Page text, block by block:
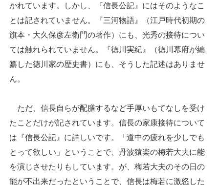
かれています。しかし、『信長公記』にはそのようなこ
とは記されていません。『三河物語』（江戸時代初期の
旗本・大久保彦左衛門の著作）にも、光秀の接待につい
ては触れられていません。『徳川実紀』（徳川幕府が編
纂した徳川家の歴史書）にも、そうした記述はありませ
ん。
ただ、信長自らが配膳するなど手厚いもてなしを受け
たことだけが記されています。信長の家康接待について
は『信長公記』に詳しいです。「道中の疲れを少しでも
とって欲しい」ということで、丹波猿楽の梅若大夫に能
を演じさせたりもしています。が、梅若大夫のその日の
能が不出来だったということで、信長は梅若に激怒した